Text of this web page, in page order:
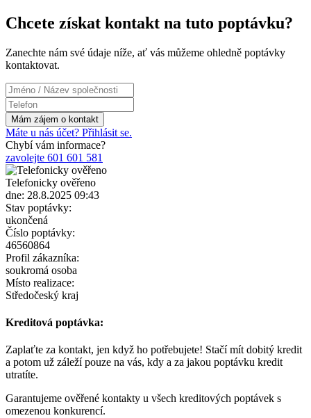
Chcete získat kontakt na tuto poptávku?
Zanechte nám své údaje níže, ať vás můžeme ohledně poptávky
kontaktovat.
Máte u nás účet? Přihlásit se.
Chybí vám informace?
zavolejte 601 601 581
Telefonicky ověřeno
dne: 28.8.2025 09:43
Stav poptávky:
ukončená
Číslo poptávky:
46560864
Profil zákazníka:
soukromá osoba
Místo realizace:
Středočeský kraj
Kreditová poptávka:
Zaplaťte za kontakt, jen když ho potřebujete! Stačí mít dobitý kredit
a potom už záleží pouze na vás, kdy a za jakou poptávku kredit
utratíte.
Garantujeme ověřené kontakty u všech kreditových poptávek s
omezenou konkurencí.